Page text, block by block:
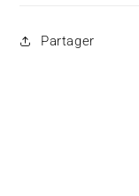
Partager